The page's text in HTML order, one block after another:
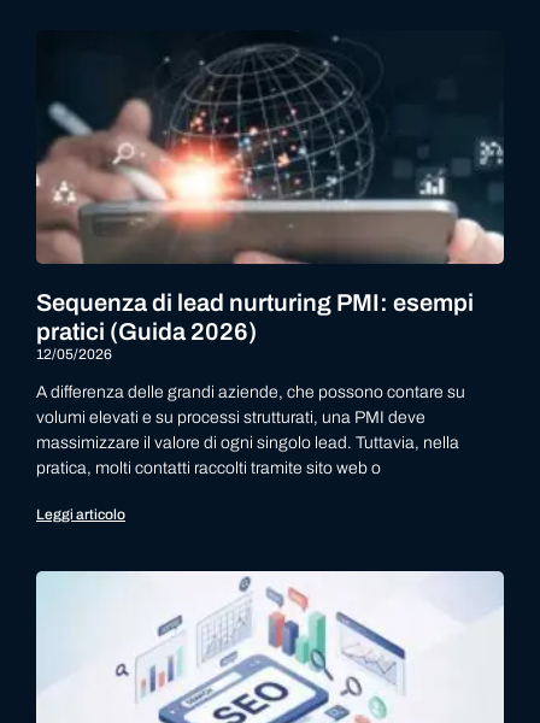
Sequenza di lead nurturing PMI: esempi
pratici (Guida 2026)
12/05/2026
A differenza delle grandi aziende, che possono contare su
volumi elevati e su processi strutturati, una PMI deve
massimizzare il valore di ogni singolo lead. Tuttavia, nella
pratica, molti contatti raccolti tramite sito web o
Leggi articolo